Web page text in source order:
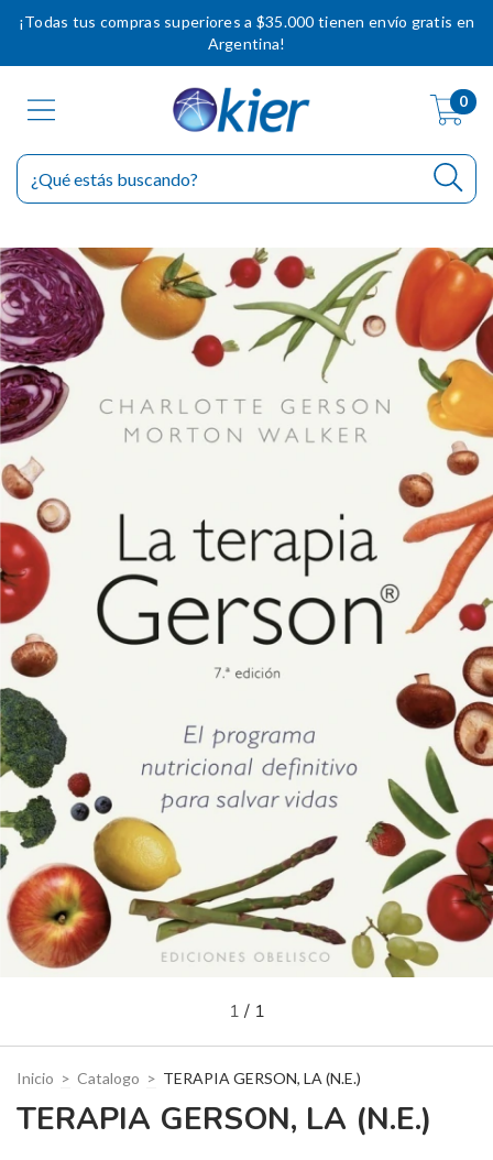
¡Todas tus compras superiores a $35.000 tienen envío gratis en
Argentina!
0
1 / 1
Inicio > Catalogo > TERAPIA GERSON, LA (N.E.)
TERAPIA GERSON, LA (N.E.)